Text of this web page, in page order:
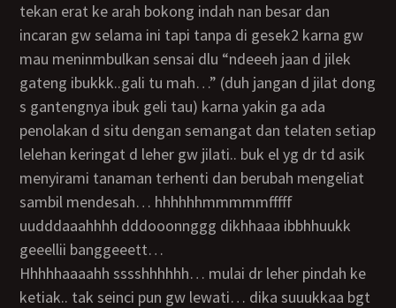
tekan erat ke arah bokong indah nan besar dan
incaran gw selama ini tapi tanpa di gesek2 karna gw
mau meninmbulkan sensai dlu “ndeeeh jaan d jilek
gateng ibukkk..gali tu mah…” (duh jangan d jilat dong
s gantengnya ibuk geli tau) karna yakin ga ada
penolakan d situ dengan semangat dan telaten setiap
lelehan keringat d leher gw jilati.. buk el yg dr td asik
menyirami tanaman terhenti dan berubah mengeliat
sambil mendesah… hhhhhhmmmmmfffff
uudddaaahhhh dddooonnggg dikhhaaa ibbhhuukk
geeellii banggeeett…
hhhhhaaaahh sssshhhhhh… mulai dr leher pindah ke
ketiak.. tak seinci pun gw lewati… dika suuukkaa bgt